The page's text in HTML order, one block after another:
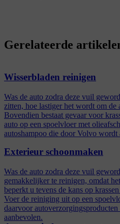
Gerelateerde
Wisserbladen reinigen
Was de auto zodra deze vuil
zitten, hoe lastiger het wordt om de
Bovendien bestaat gevaar voor
auto op een spoelvloer met
autoshampoo die door Volvo wordt
Exterieur schoonmaken
Was de auto zodra deze vuil
gemakkelijker te reinigen, omdat
beperkt u tevens de kans op
Voer de reiniging uit op een
daarvoor
aanbevolen.